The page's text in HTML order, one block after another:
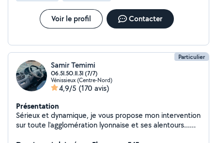
Voir le profil Contacter
Particulier
Samir Temimi
O6.5I.5O.II.3I (7/7)
Vénissieux (Centre-Nord)
4,9/5 (170 avis)
Présentation
Sérieux et dynamique, je vous propose mon intervention
sur toute l'agglomération lyonnaise et ses alentours...